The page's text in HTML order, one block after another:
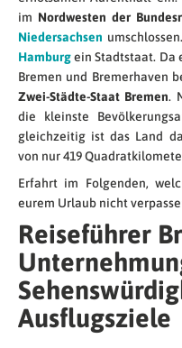
im Nordwesten der
Niedersachsen
Hamburgein Stadtstaat. Da
Bremen und Bremerhaven
Zwei-Städte-Staat Bremen.
die kleinste
gleichzeitig ist das Land
von nur 419
Erfahrt im Folgenden,
eurem Urlaub nicht
Reiseführer
Ausflugsziele